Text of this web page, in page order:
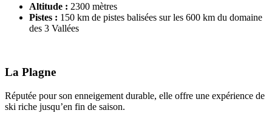
Altitude : 2300 mètres
Pistes : 150 km de pistes balisées sur les 600 km du domaine
des 3 Vallées
La Plagne
Réputée pour son enneigement durable, elle offre une expérience de
ski riche jusqu’en fin de saison.